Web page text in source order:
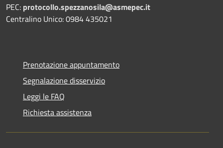
PEC: protocollo.spezzanosila@asmepec.it
Centralino Unico: 0984 435021
Prenotazione appuntamento
Segnalazione disservizio
Leggi le FAQ
Richiesta assistenza